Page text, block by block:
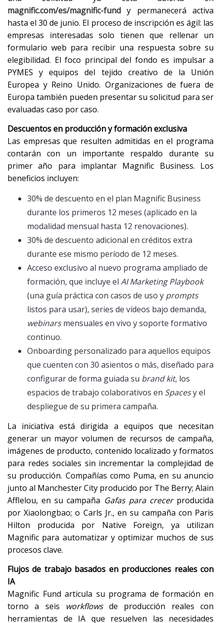
magnific.com/es/magnific-fund y permanecerá activa
hasta el 30 de junio. El proceso de inscripción es ágil: las
empresas interesadas solo tienen que rellenar un
formulario web para recibir una respuesta sobre su
elegibilidad. El foco principal del fondo es impulsar a
PYMES y equipos del tejido creativo de la Unión
Europea y Reino Unido. Organizaciones de fuera de
Europa también pueden presentar su solicitud para ser
evaluadas caso por caso.
Descuentos en producción y formación exclusiva
Las empresas que resulten admitidas en el programa
contarán con un importante respaldo durante su
primer año para implantar Magnific Business. Los
beneficios incluyen:
30% de descuento en el plan Magnific Business
durante los primeros 12 meses (aplicado en la
modalidad mensual hasta 12 renovaciones).
30% de descuento adicional en créditos extra
durante ese mismo período de 12 meses.
Acceso exclusivo al nuevo programa ampliado de
formación, que incluye el AI Marketing Playbook
(una guía práctica con casos de uso y prompts
listos para usar), series de vídeos bajo demanda,
webinarsmensuales en vivo y soporte formativo
continuo.
Onboarding personalizado para aquellos equipos
que cuenten con 30 asientos o más, diseñado para
configurar de forma guiada su brand kit, los
espacios de trabajo colaborativos en Spacesy el
despliegue de su primera campaña.
La iniciativa está dirigida a equipos que necesitan
generar un mayor volumen de recursos de campaña,
imágenes de producto, contenido localizado y formatos
para redes sociales sin incrementar la complejidad de
su producción. Compañías como Puma, en su anuncio
junto al Manchester City producido por The Berry; Alain
Afflelou, en su campaña Gafas para crecerproducida
por Xiaolongbao; o Carls Jr., en su campaña con Paris
Hilton producida por Native Foreign, ya utilizan
Magnific para automatizar y optimizar muchos de sus
procesos clave.
Flujos de trabajo basados en producciones reales con
IA
Magnific Fund articula su programa de formación en
torno a seis workflowsde producción reales con
herramientas de IA que resuelven las necesidades